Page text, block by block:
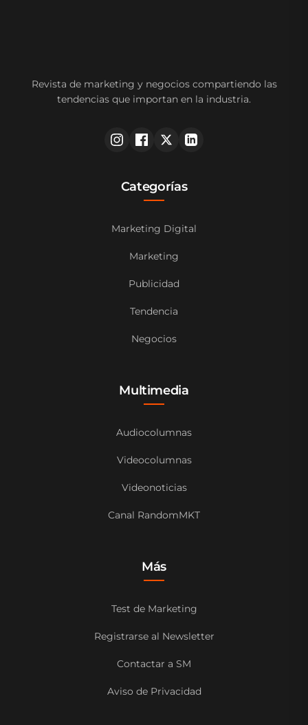
Revista de marketing y negocios compartiendo las
tendencias que importan en la industria.
Categorías
Marketing Digital
Marketing
Publicidad
Tendencia
Negocios
Multimedia
Audiocolumnas
Videocolumnas
Videonoticias
Canal RandomMKT
Más
Test de Marketing
Registrarse al Newsletter
Contactar a SM
Aviso de Privacidad